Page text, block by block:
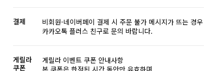
결제
비회원-네이버페이 결제 시 주문 불가 메시지가 뜨는 경우
카카오톡 플러스 친구로 문의 바랍니다.
게릴라
쿠폰
게릴라 이벤트 쿠폰 안내사항